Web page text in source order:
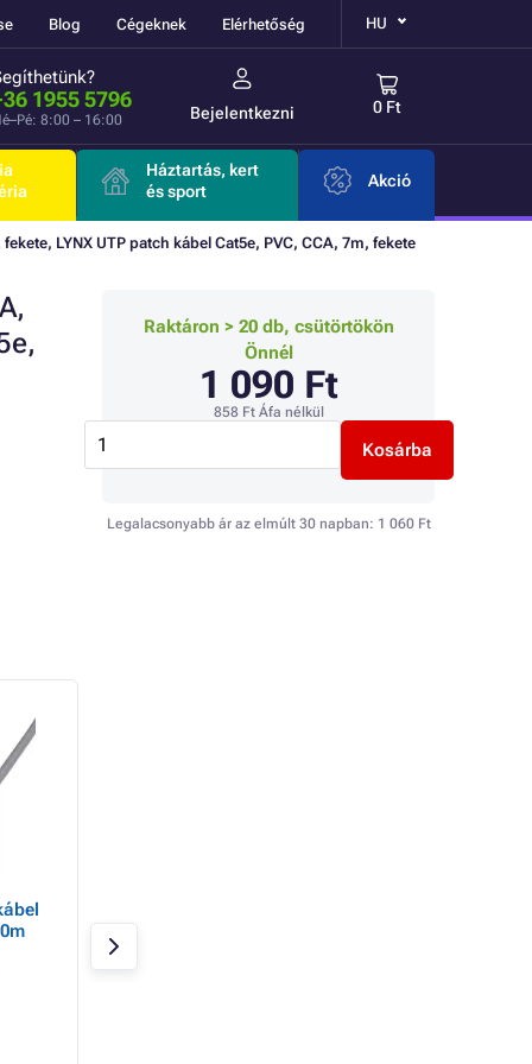
Blog Cégeknek Elérhetőség HU
1955 5796
8:00 – 16:00 Bejelentkezni 0 Ft
Háztartás, kert
és sport
Akció
LYNX UTP patch kábel Cat5e, PVC, CCA, 7m, fekete
Raktáron > 20 db, csütörtökön
Önnél
1 090 Ft
858 FtÁfa nélkül
Kosárba
Legalacsonyabb ár az elmúlt 30 napban: 1 060 Ft
Cat6e, UTP, szürke, 30m